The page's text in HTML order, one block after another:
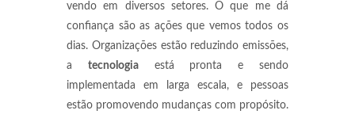
vendo em diversos setores. O que me dá
confiança são as ações que vemos todos os
dias. Organizações estão reduzindo emissões,
a tecnologiaestá pronta e sendo
implementada em larga escala, e pessoas
estão promovendo mudanças com propósito.